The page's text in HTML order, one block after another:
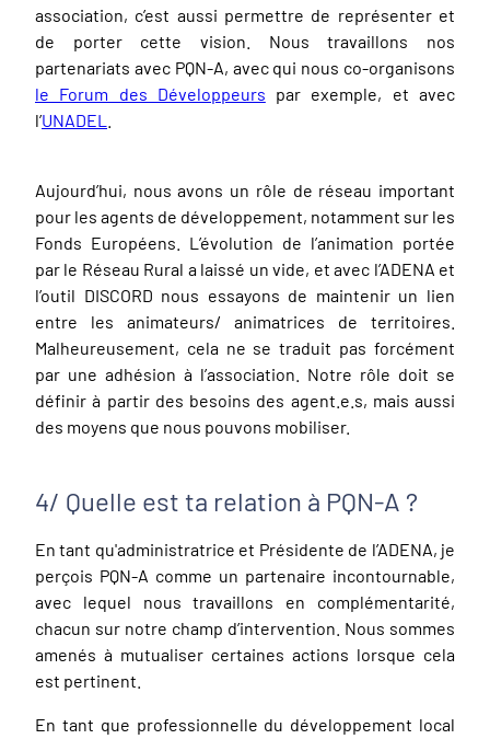
association, c’est aussi permettre de représenter et
de porter cette vision. Nous travaillons nos
partenariats avec PQN-A, avec qui nous co-organisons
le Forum des Développeurs par exemple, et avec
l’UNADEL
Aujourd’hui, nous avons un rôle de réseau important
pour les agents de développement, notamment sur les
Fonds Européens. L’évolution de l’animation portée
par le Réseau Rural a laissé un vide, et avec l’ADENA et
l’outil DISCORD nous essayons de maintenir un lien
entre les animateurs/ animatrices de territoires.
Malheureusement, cela ne se traduit pas forcément
par une adhésion à l’association. Notre rôle doit se
définir à partir des besoins des agent.e.s, mais aussi
des moyens que nous pouvons mobiliser.
4/ Quelle est ta relation à PQN-A ?
En tant qu'administratrice et Présidente de l’ADENA, je
perçois PQN-A comme un partenaire incontournable,
avec lequel nous travaillons en complémentarité,
chacun sur notre champ d’intervention. Nous sommes
amenés à mutualiser certaines actions lorsque cela
est pertinent.
En tant que professionnelle du développement local